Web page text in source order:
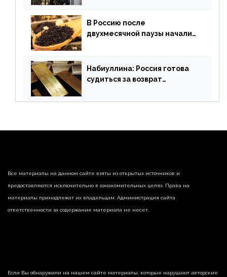
В Россию после
двухмесячной паузы начали
Набиуллина: Россия готова
судиться за возврат
страны
Все материалы на данном сайте взяты из открытых источников и
предоставляются исключительно в ознакомительных целях. Права на
материалы принадлежат их владельцам. Администрация сайта
ответственности за содержание материала не несет.
Если Вы обнаружили на нашем сайте материалы, которые нарушают авторские